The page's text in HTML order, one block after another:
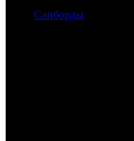
Сапборды